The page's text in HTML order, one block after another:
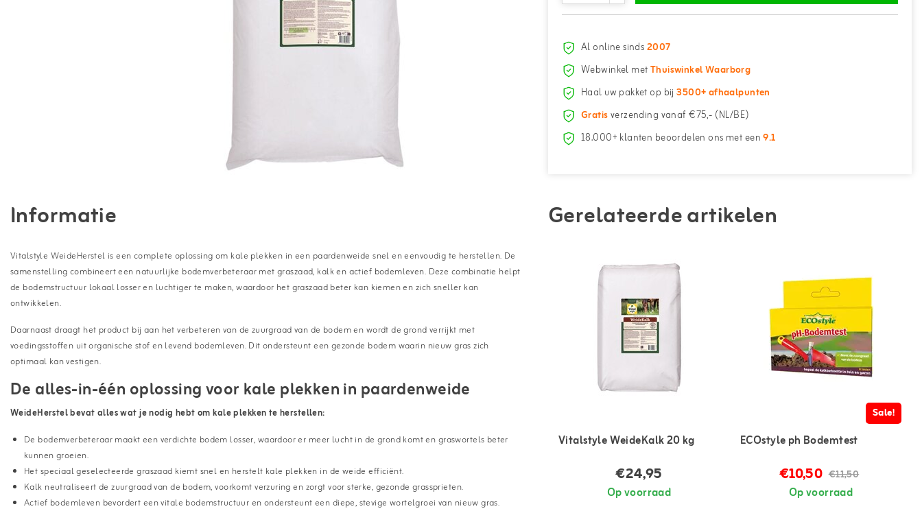
Al online sinds2007
Webwinkel metThuiswinkel Waarborg
Haal uw pakket op bij3500+ afhaalpunten
Gratisverzending vanaf €75,- (NL/BE)
18.000+ klanten beoordelen ons met een9.1
Informatie
Vitalstyle WeideHerstel is een complete oplossing om kale plekken in een paardenweide snel en eenvoudig te herstellen. De
samenstelling combineert een natuurlijke bodemverbeteraar met graszaad, kalk en actief bodemleven. Deze combinatie helpt
de bodemstructuur lokaal losser en luchtiger te maken, waardoor het graszaad beter kan kiemen en zich sneller kan
ontwikkelen.
Daarnaast draagt het product bij aan het verbeteren van de zuurgraad van de bodem en wordt de grond verrijkt met
voedingsstoffen uit organische stof en levend bodemleven. Dit ondersteunt een gezonde bodem waarin nieuw gras zich
optimaal kan vestigen.
De alles-in-één oplossing voor kale plekken in paardenweide
WeideHerstel bevat alles wat je nodig hebt om kale plekken te herstellen:
De bodemverbeteraar maakt een verdichte bodem losser, waardoor er meer lucht in de grond komt en graswortels beter
kunnen groeien.
Het speciaal geselecteerde graszaad kiemt snel en herstelt kale plekken in de weide efficiënt.
Kalk neutraliseert de zuurgraad van de bodem, voorkomt verzuring en zorgt voor sterke, gezonde grassprieten.
Actief bodemleven bevordert een vitale bodemstructuur en ondersteunt een diepe, stevige wortelgroei van nieuw gras.
Gerelateerde artikelen
Vitalstyle WeideKalk 20 kg
€24,95
Op voorraad
Sale!
ECOstyle ph Bodemtest
€10,50 €11,50
Op voorraad